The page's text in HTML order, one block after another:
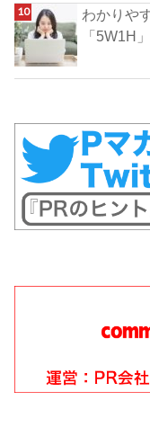
わかりや
「5W1H